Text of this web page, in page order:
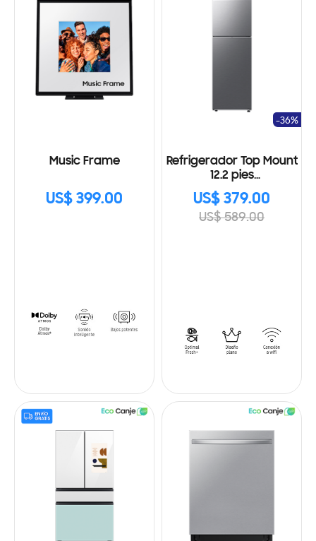
Music Frame
US$ 399.00
Refrigerador Top Mount
12.2 pies
RT35DG5124S9AP, Wifi
US$ 379.00
US$ 589.00
-36%